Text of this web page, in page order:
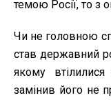
темою Росії, то з
Чи не головною
став державний
якому
замінив його не